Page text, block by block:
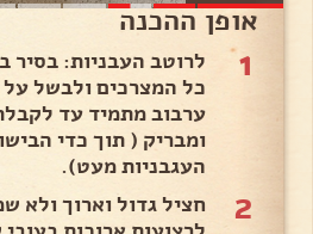
אופן ההכנה
1
לרוטב העבניות: בסיר
כל המצרכים ולבשל על
ערבוב מתמיד עד
ומבריק ( תוך כדי
העגבניות מעט).
2
חציל גדול וארוך ולא